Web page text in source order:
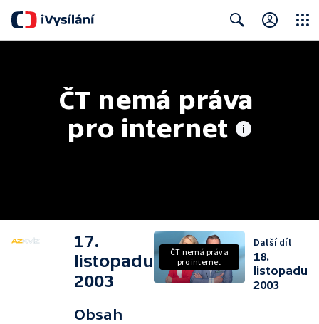
ČT nemá práva
pro internet
17.
listopadu
2003
Obsah
ČT nemá práva
pro internet
Další díl
18.
listopadu
2003